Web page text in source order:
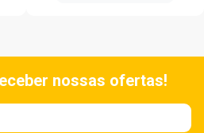
nossas ofertas!